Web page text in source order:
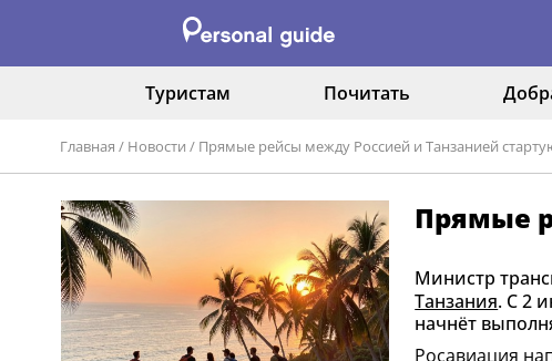
Туристам Почитать
Главная / Новости / Прямые рейсы между Россией и Танзанией
Прямые
Министр
Танзания. С 2
начнёт
Росавиация